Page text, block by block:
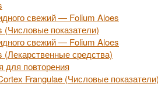
свежий — Folium Aloes
(Числовые показатели)
свежий — Folium Aloes
средства)
для повторения
Frangulae (Числовые